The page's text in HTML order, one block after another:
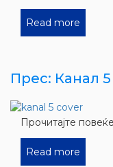
Read more
Прес: Канал 5
Прочитајте
Read more